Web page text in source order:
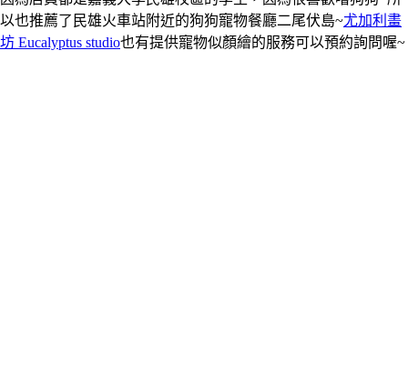
以也推薦了民雄火車站附近的狗狗寵物餐廳二尾伏島~尤加利畫
坊 Eucalyptus studio也有提供寵物似顏繪的服務可以預約詢問喔~